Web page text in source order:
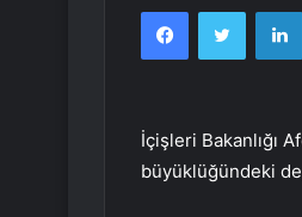
FacebookTwitter
İçişleri Bakanlığı
büyüklüğündeki